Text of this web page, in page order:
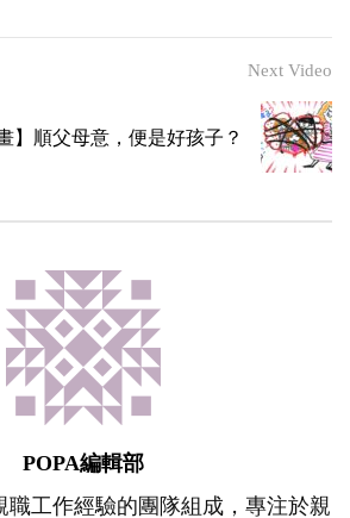
Next Video
】順父母意，便是好孩子？
POPA編輯部
職工作經驗的團隊組成，專注於親